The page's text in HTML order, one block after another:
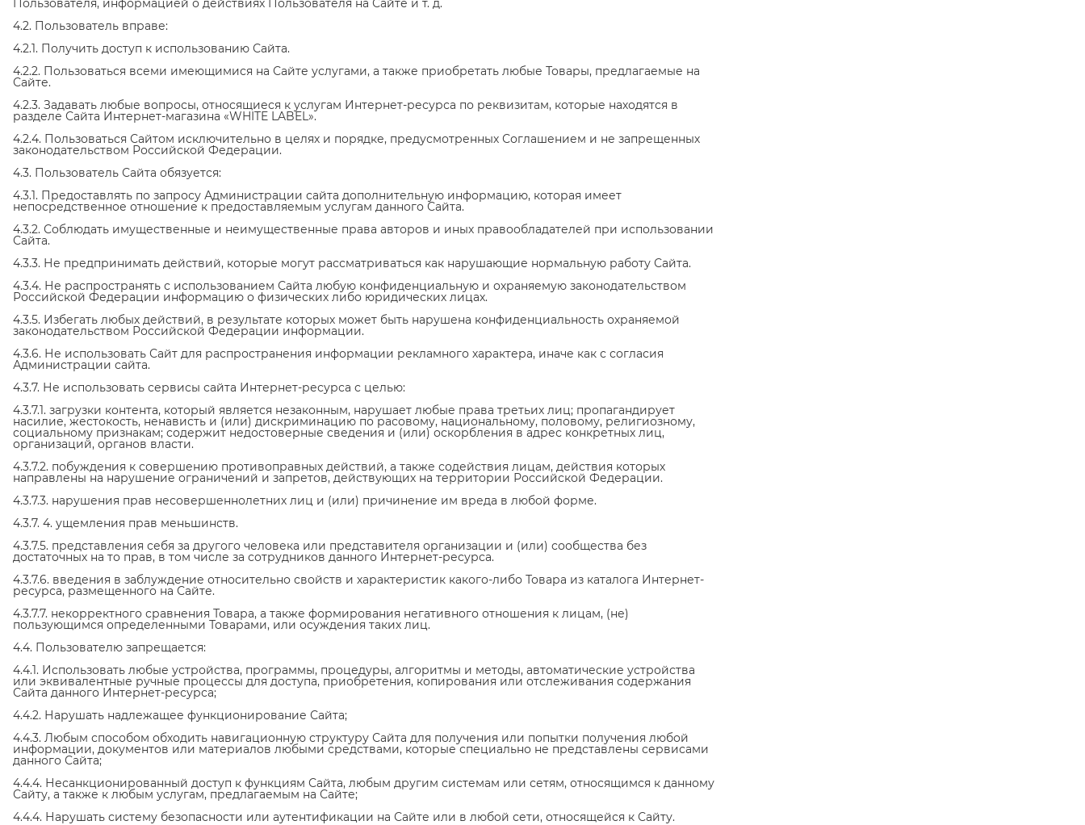
Пользователя, информацией о действиях Пользователя на Сайте и т. д.
4.2. Пользователь вправе:
4.2.1. Получить доступ к использованию Сайта.
4.2.2. Пользоваться всеми имеющимися на Сайте услугами, а также приобретать любые Товары, предлагаемые на
Сайте.
4.2.3. Задавать любые вопросы, относящиеся к услугам Интернет-ресурса по реквизитам, которые находятся в
разделе Сайта Интернет-магазина «WHITE LABEL».
4.2.4. Пользоваться Сайтом исключительно в целях и порядке, предусмотренных Соглашением и не запрещенных
законодательством Российской Федерации.
4.3. Пользователь Сайта обязуется:
4.3.1. Предоставлять по запросу Администрации сайта дополнительную информацию, которая имеет
непосредственное отношение к предоставляемым услугам данного Сайта.
4.3.2. Соблюдать имущественные и неимущественные права авторов и иных правообладателей при использовании
Сайта.
4.3.3. Не предпринимать действий, которые могут рассматриваться как нарушающие нормальную работу Сайта.
4.3.4. Не распространять с использованием Сайта любую конфиденциальную и охраняемую законодательством
Российской Федерации информацию о физических либо юридических лицах.
4.3.5. Избегать любых действий, в результате которых может быть нарушена конфиденциальность охраняемой
законодательством Российской Федерации информации.
4.3.6. Не использовать Сайт для распространения информации рекламного характера, иначе как с согласия
Администрации сайта.
4.3.7. Не использовать сервисы сайта Интернет-ресурса с целью:
4.3.7.1. загрузки контента, который является незаконным, нарушает любые права третьих лиц; пропагандирует
насилие, жестокость, ненависть и (или) дискриминацию по расовому, национальному, половому, религиозному,
социальному признакам; содержит недостоверные сведения и (или) оскорбления в адрес конкретных лиц,
организаций, органов власти.
4.3.7.2. побуждения к совершению противоправных действий, а также содействия лицам, действия которых
направлены на нарушение ограничений и запретов, действующих на территории Российской Федерации.
4.3.7.3. нарушения прав несовершеннолетних лиц и (или) причинение им вреда в любой форме.
4.3.7. 4. ущемления прав меньшинств.
4.3.7.5. представления себя за другого человека или представителя организации и (или) сообщества без
достаточных на то прав, в том числе за сотрудников данного Интернет-ресурса.
4.3.7.6. введения в заблуждение относительно свойств и характеристик какого-либо Товара из каталога Интернет-
ресурса, размещенного на Сайте.
4.3.7.7. некорректного сравнения Товара, а также формирования негативного отношения к лицам, (не)
пользующимся определенными Товарами, или осуждения таких лиц.
4.4. Пользователю запрещается:
4.4.1. Использовать любые устройства, программы, процедуры, алгоритмы и методы, автоматические устройства
или эквивалентные ручные процессы для доступа, приобретения, копирования или отслеживания содержания
Сайта данного Интернет-ресурса;
4.4.2. Нарушать надлежащее функционирование Сайта;
4.4.3. Любым способом обходить навигационную структуру Сайта для получения или попытки получения любой
информации, документов или материалов любыми средствами, которые специально не представлены сервисами
данного Сайта;
4.4.4. Несанкционированный доступ к функциям Сайта, любым другим системам или сетям, относящимся к данному
Сайту, а также к любым услугам, предлагаемым на Сайте;
4.4.4. Нарушать систему безопасности или аутентификации на Сайте или в любой сети, относящейся к Сайту.